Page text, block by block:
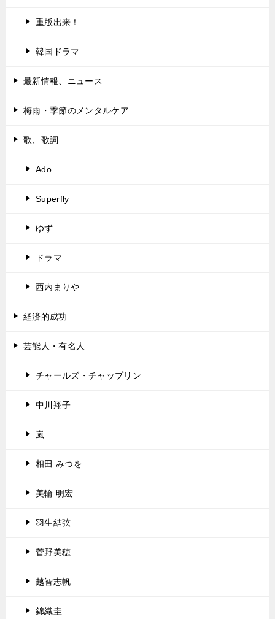
重版出来！
韓国ドラマ
最新情報、ニュース
梅雨・季節のメンタルケア
歌、歌詞
Ado
Superfly
ゆず
ドラマ
西内まりや
経済的成功
芸能人・有名人
チャールズ・チャップリン
中川翔子
嵐
相田 みつを
美輪 明宏
羽生結弦
菅野美穂
越智志帆
錦織圭